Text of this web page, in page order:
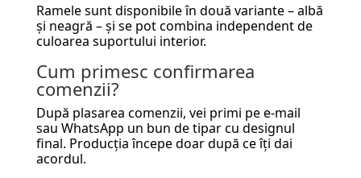
Ramele sunt disponibile în două variante – albă
și neagră – și se pot combina independent de
culoarea suportului interior.
Cum primesc confirmarea
comenzii?
După plasarea comenzii, vei primi pe e-mail
sau WhatsApp un bun de tipar cu designul
final. Producția începe doar după ce îți dai
acordul.